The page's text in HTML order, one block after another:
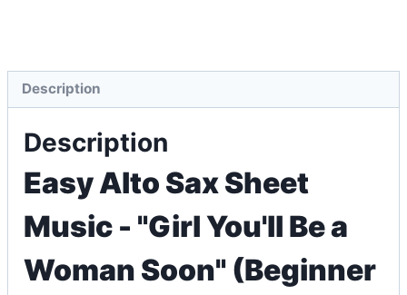
Description
Description
Easy Alto Sax Sheet
Music - "Girl You'll Be a
Woman Soon" (Beginner